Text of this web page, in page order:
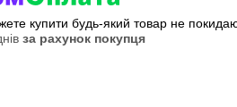
купити будь-який товар не
за рахунок покупця